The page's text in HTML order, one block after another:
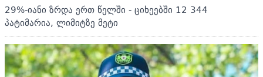
29%-იანი ზრდა ერთ წელში - ციხეებში 12 344
პატიმარია, ლიმიტზე მეტი